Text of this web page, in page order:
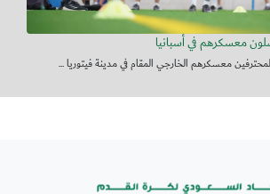
معسكرهم في أسبانيا
معسكرهم الخارجي المقام في مدينة فيتوريا ...